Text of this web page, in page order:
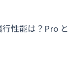
性能は？Pro と